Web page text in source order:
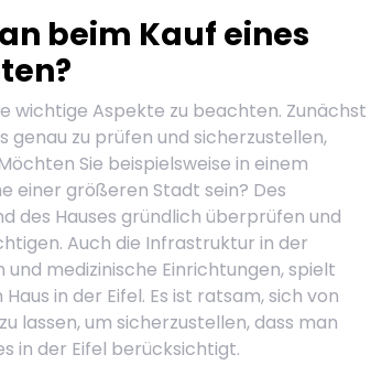
beim Kauf eines
wichtige Aspekte zu beachten. Zunächst
genau zu prüfen und sicherzustellen,
Sie beispielsweise in einem
einer größeren Stadt sein? Des
des Hauses gründlich überprüfen und
Auch die Infrastruktur in der
medizinische Einrichtungen, spielt
in der Eifel. Es ist ratsam, sich von
lassen, um sicherzustellen, dass man
in der Eifel berücksichtigt.